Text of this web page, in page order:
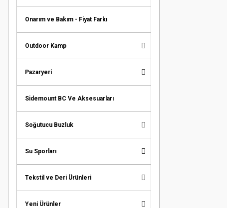
Onarım ve Bakım - Fiyat Farkı
Outdoor Kamp
Pazaryeri
Sidemount BC Ve Aksesuarları
Soğutucu Buzluk
Su Sporları
Tekstil ve Deri Ürünleri
Yeni Ürünler